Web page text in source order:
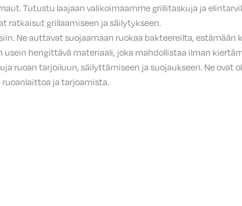
Tutustu laajaan valikoimaamme grillitaskuja ja
ratkaisut grillaamiseen ja säilytykseen.
Ne auttavat suojaamaan ruokaa bakteereilta,
hengittävä materiaali, joka mahdollistaa ilman
ruoan tarjoiluun, säilyttämiseen ja suojaukseen. Ne ovat
ja tarjoamista.